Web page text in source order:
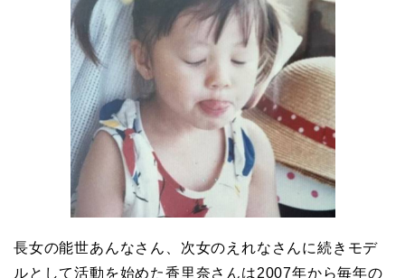
長女の能世あんなさん、次女のえれなさんに続きモデ
ルとして活動を始めた香里奈さんは2007年から毎年の